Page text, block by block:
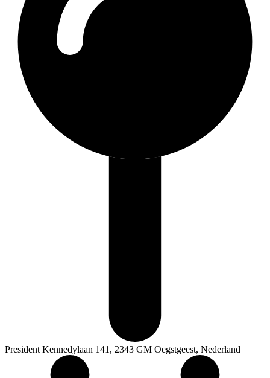
President Kennedylaan 141, 2343 GM Oegstgeest, Nederland